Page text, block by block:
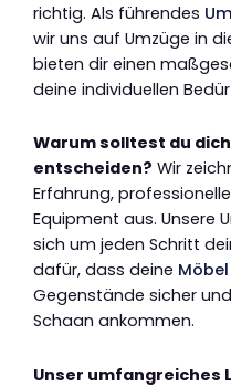
richtig. Als führendes
wir uns auf Umzüge in
bieten dir einen
deine individuellen
Warum solltest du
entscheiden? Wir
Erfahrung,
Equipment aus. Unsere
sich um jeden Schritt
dafür, dass deine Möbel
Gegenstände sicher
Schaan ankommen.
Unser umfangreiches